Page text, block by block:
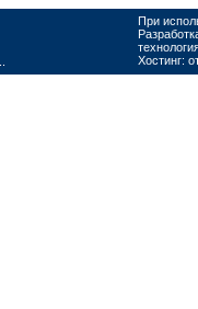
При
Хостинг: